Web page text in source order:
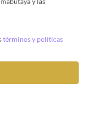
términos y políticas